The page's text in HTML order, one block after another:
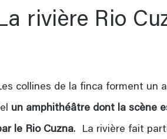
rivière Rio
collines de la finca forment un
un amphithéâtre dont la scène
le Rio Cuzna. La rivière fait